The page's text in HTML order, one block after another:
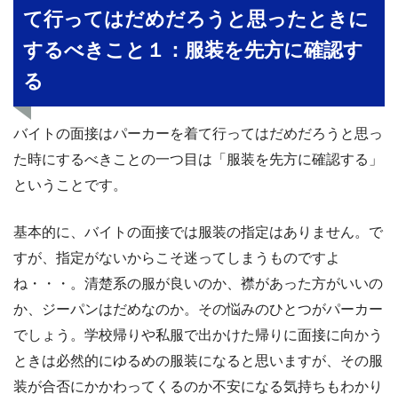
て行ってはだめだろうと思ったときに
するべきこと１：服装を先方に確認す
る
バイトの面接はパーカーを着て行ってはだめだろうと思っ
た時にするべきことの一つ目は「服装を先方に確認する」
ということです。
基本的に、バイトの面接では服装の指定はありません。で
すが、指定がないからこそ迷ってしまうものですよ
ね・・・。清楚系の服が良いのか、襟があった方がいいの
か、ジーパンはだめなのか。その悩みのひとつがパーカー
でしょう。学校帰りや私服で出かけた帰りに面接に向かう
ときは必然的にゆるめの服装になると思いますが、その服
装が合否にかかわってくるのか不安になる気持ちもわかり